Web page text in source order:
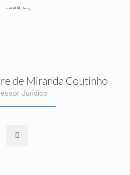
de Miranda Coutinho
Jurídico